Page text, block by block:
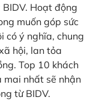
BIDV. Hoạt động
muốn góp sức
có ý nghĩa, chung
hội, lan tỏa
Top 10 khách
mai nhất sẽ nhận
từ BIDV.